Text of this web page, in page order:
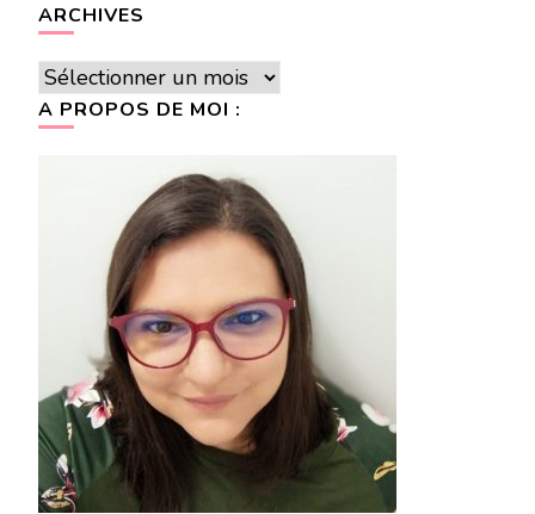
ARCHIVES
Archives
A PROPOS DE MOI :